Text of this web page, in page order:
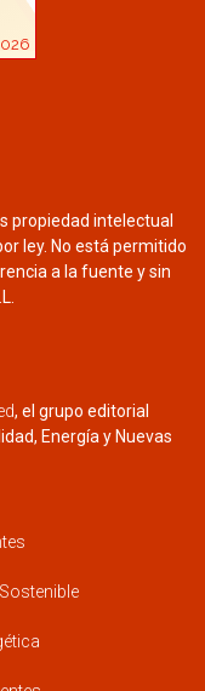
propiedad intelectual
ley. No está permitido
a la fuente y sin
, el grupo editorial
Energía y Nuevas